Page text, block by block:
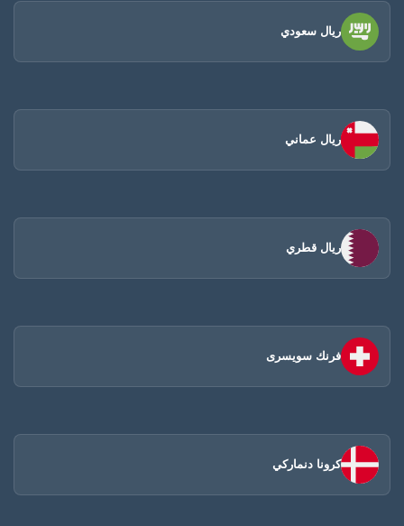
ريال سعودي
ريال عماني
ريال قطري
فرنك سويسرى
كرونا دنماركي